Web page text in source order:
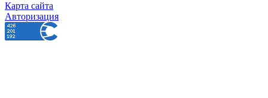
Карта сайта
Авторизация